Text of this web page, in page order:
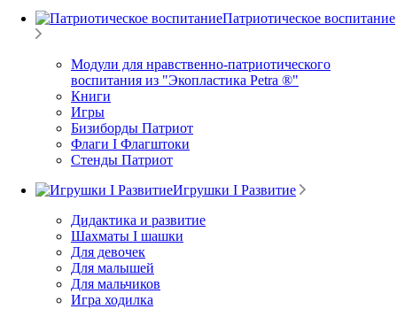
Патриотическое воспитание
Модули для нравственно-патриотического
воспитания из "Экопластика Petra ®"
Книги
Игры
Бизиборды Патриот
Флаги I Флагштоки
Стенды Патриот
Игрушки I Развитие
Дидактика и развитие
Шахматы I шашки
Для девочек
Для малышей
Для мальчиков
Игра ходилка